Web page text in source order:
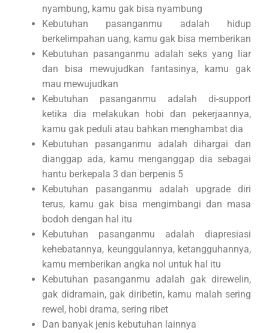
nyambung, kamu gak bisa nyambung
Kebutuhan pasanganmu adalah hidup
berkelimpahan uang, kamu gak bisa memberikan
Kebutuhan pasanganmu adalah seks yang liar
dan bisa mewujudkan fantasinya, kamu gak
mau mewujudkan
Kebutuhan pasanganmu adalah di-support
ketika dia melakukan hobi dan pekerjaannya,
kamu gak peduli atau bahkan menghambat dia
Kebutuhan pasanganmu adalah dihargai dan
dianggap ada, kamu menganggap dia sebagai
hantu berkepala 3 dan berpenis 5
Kebutuhan pasanganmu adalah upgrade diri
terus, kamu gak bisa mengimbangi dan masa
bodoh dengan hal itu
Kebutuhan pasanganmu adalah diapresiasi
kehebatannya, keunggulannya, ketangguhannya,
kamu memberikan angka nol untuk hal itu
Kebutuhan pasanganmu adalah gak direwelin,
gak didramain, gak diribetin, kamu malah sering
rewel, hobi drama, sering ribet
Dan banyak jenis kebutuhan lainnya